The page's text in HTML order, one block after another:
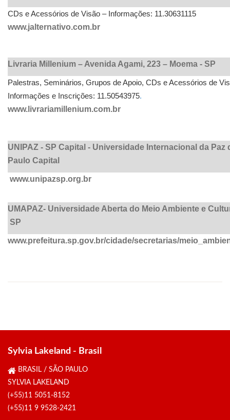
CDs e Acessórios de Visão – Informações: 11.30631115
www.jalternativo.com.br
Livraria Millenium – Avenida Agami, 223 – Moema - SP
Palestras, Seminários, Grupos de Apoio, CDs e Acessórios de
Informações e Inscrições: 11.50543975.
www.livrariamillenium.com.br
UNIPAZ - SP Capital - Universidade Internacional da Paz
Paulo Capital
www.unipazsp.org.br
UMAPAZ- Universidade Aberta do Meio Ambiente e
SP
www.prefeitura.sp.gov.br/cidade/secretarias/
Sylvia Lakeland - Brasil
BRASIL / SÃO PAULO
SYLVIA LAKELAND
(+55)11 5051-8152
(+55)11 9 9528-2421